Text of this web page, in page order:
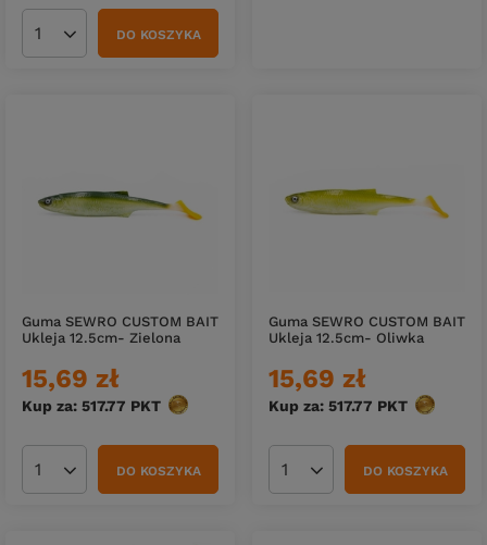
Ilość produktówDO KOSZYKA
Guma SEWRO CUSTOM BAIT
Ukleja 12.5cm- Zielona
15,69 zł
Kup za: 517.77 PKT punktów
Ilość produktówDO KOSZYKA
Guma SEWRO CUSTOM BAIT
Ukleja 12.5cm- Oliwka
15,69 zł
Kup za: 517.77 PKT punktów
Ilość produktówDO KOSZYKA